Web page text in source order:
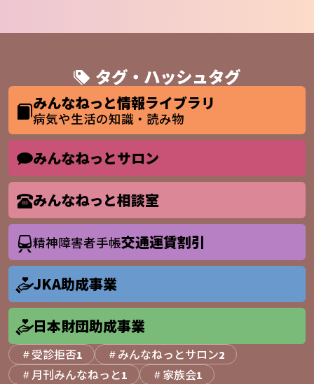
タグ・ハッシュタグ
みんなねっと情報ライブラリ
病気や生活の知識・読み物
みんなねっとサロン
みんなねっと相談室
精神障害者手帳交通運賃割引
JKA助成事業
日本財団助成事業
受診拒否1 みんなねっとサロン2
月刊みんなねっと1 家族会1